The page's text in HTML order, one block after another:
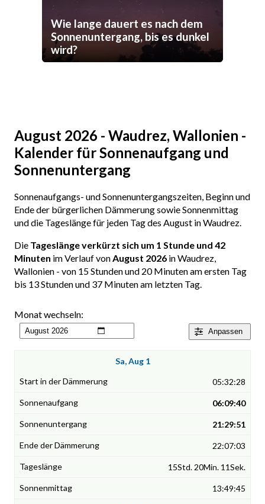
Wie lange dauert es nach dem
Sonnenuntergang, bis es dunkel
wird?
August 2026 - Waudrez, Wallonien -
Kalender für Sonnenaufgang und
Sonnenuntergang
Sonnenaufgangs- und Sonnenuntergangszeiten, Beginn und
Ende der bürgerlichen Dämmerung sowie Sonnenmittag
und die Tageslänge für jeden Tag des August in Waudrez.
Die Tageslänge verkürzt sich um 1 Stunde und 42
Minuten im Verlauf vonAugust 2026 in Waudrez,
Wallonien - von 15 Stunden und 20 Minuten am ersten Tag
bis 13 Stunden und 37 Minuten am letzten Tag.
Anpassen
Monat wechseln:
Sa, Aug 1
05:32:28
06:09:40
21:29:51
22:07:03
15Std. 20Min. 11Sek.
13:49:45